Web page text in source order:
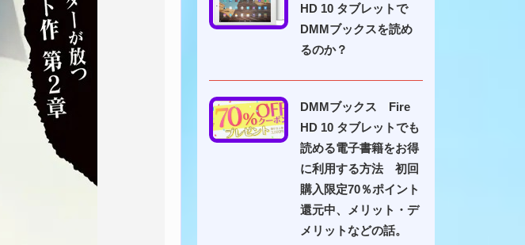
HD 10 タブレットで
DMMブックスを読め
るのか？
DMMブックス Fire
HD 10 タブレットでも
読める電子書籍をお得
に利用する方法 初回
購入限定70％ポイント
還元中、メリット・デ
メリットなどの話。